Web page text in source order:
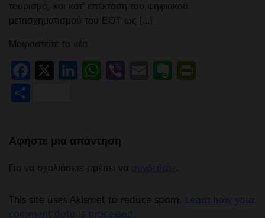
τουρισμό, και κατ’ επέκταση του ψηφιακού
μετασχηματισμού του ΕΟΤ ως […]
Μοιραστείτε τα νέα
Facebook
X LinkedIn
WhatsApp
ViberEmailEvernote
Αφήστε μια απάντηση
Για να σχολιάσετε πρέπει να .
This site uses Akismet to reduce spam.